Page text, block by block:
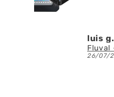
Fluval - Iluminación LED Nano Reef 4.0 de 25W